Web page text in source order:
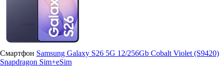
Смартфон Samsung Galaxy S26 5G 12/256Gb Cobalt Violet (S9420)
Snapdragon Sim+eSim